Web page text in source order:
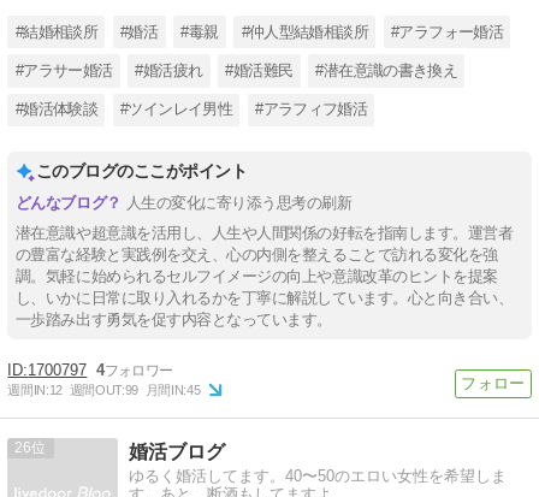
#結婚相談所 #婚活 #毒親 #仲人型結婚相談所 #アラフォー婚活
#アラサー婚活 #婚活疲れ #婚活難民 #潜在意識の書き換え
#婚活体験談 #ツインレイ男性 #アラフィフ婚活
このブログのここがポイント
人生の変化に寄り添う思考の刷新
潜在意識や超意識を活用し、人生や人間関係の好転を指南します。運営者
の豊富な経験と実践例を交え、心の内側を整えることで訪れる変化を強
調。気軽に始められるセルフイメージの向上や意識改革のヒントを提案
し、いかに日常に取り入れるかを丁寧に解説しています。心と向き合い、
一歩踏み出す勇気を促す内容となっています。
1700797 4
週間IN:12 週間OUT:99 月間IN:45
26 婚活ブログ
ゆるく婚活してます。40〜50のエロい女性を希望しま